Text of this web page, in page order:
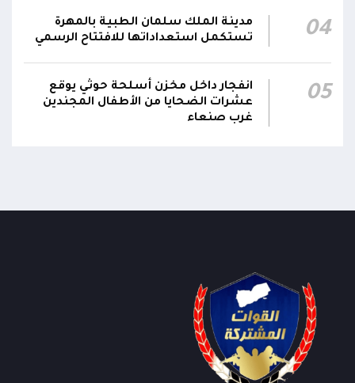
04
مدينة الملك سلمان الطبية بالمهرة
تستكمل استعداداتها للافتتاح الرسمي
05
انفجار داخل مخزن أسلحة حوثي يوقع
عشرات الضحايا من الأطفال المجندين
غرب صنعاء